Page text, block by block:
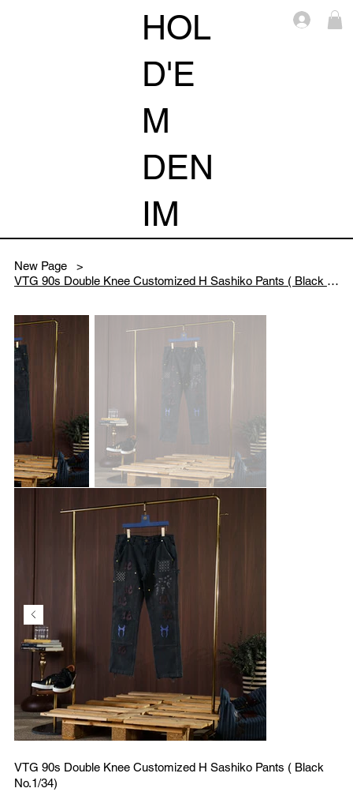
HOL
D'E
M
DEN
IM
Log
New Page
>
VTG 90s Double Knee Customized H Sashiko Pants ( Black No.1/34)
VTG 90s Double Knee Customized H Sashiko Pants ( Black
No.1/34)